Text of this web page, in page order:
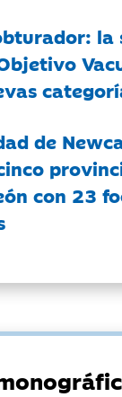
la
de
con 23